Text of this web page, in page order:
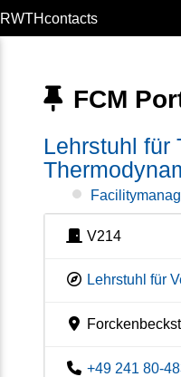
RWTHcontacts
FCM
Lehrstuhl für
V214
Lehrstuhl für
+49 241 80-